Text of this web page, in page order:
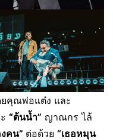
ณพ่อแต๋ง และ
“ต้นน้ำ” ญาณกร ไล้
คน” ต่อด้วย “เธอหมุน